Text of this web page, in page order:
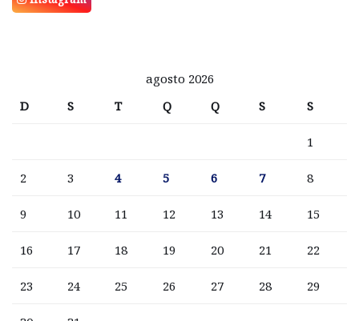
agosto 2026
D
S T Q Q S S
1
2 3 4 5 6 7 8
9 10 11 12 13 14 15
16 17 18 19 20 21 22
23 24 25 26 27 28 29